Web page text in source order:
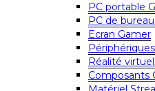
PC portable
PC de
Ecran Gamer
Réalité
Composants